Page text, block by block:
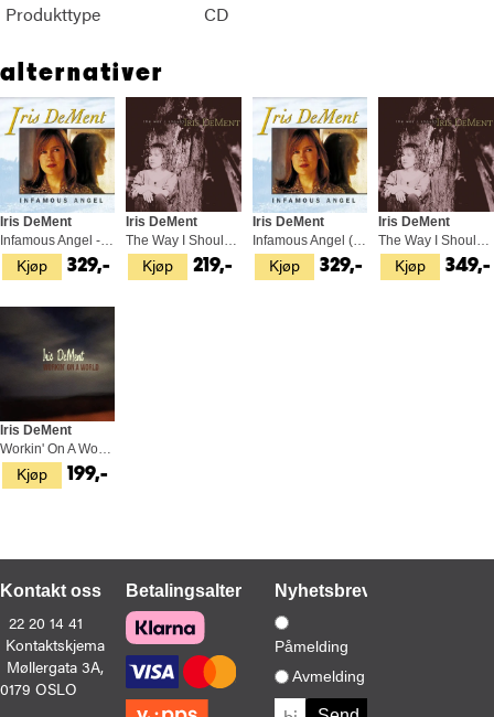
Produkttype
CD
alternativer
Kjøp
Iris DeMent
Infamous Angel - LTD (LP)
329,- Kjøp
Iris DeMent
The Way I Should (CD)
219,- Kjøp
Iris DeMent
Infamous Angel (LP)
329,- Kjøp
Iris DeMent
The Way I Should (LP)
349,-
Kjøp
Iris DeMent
Workin' On A World (CD)
199,-
Kontakt oss
22 20 14 41
Kontaktskjema
Møllergata 3A,
0179 OSLO
BetalingsalternativerNyhetsbrev
Påmelding
Avmelding